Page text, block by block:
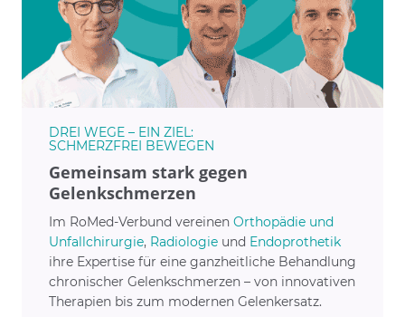
DREI WEGE – EIN ZIEL:
SCHMERZFREI BEWEGEN
Gemeinsam stark gegen
Gelenkschmerzen
Im RoMed-Verbund vereinen Orthopädie und
Unfallchirurgie, Radiologie und Endoprothetik
ihre Expertise für eine ganzheitliche Behandlung
chronischer Gelenkschmerzen – von innovativen
Therapien bis zum modernen Gelenkersatz.